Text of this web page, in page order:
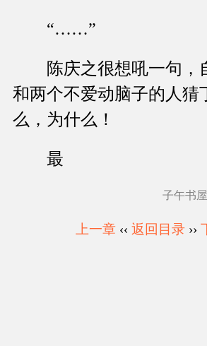
“……”
陈庆之很想吼一句，
和两个不爱动脑子的人猜
么，为什么！
最
子午书屋
上一章 ‹‹ 返回目录 ››